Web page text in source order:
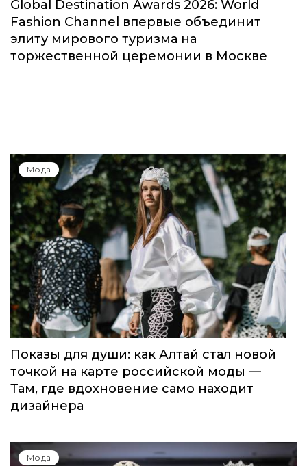
Global Destination Awards 2026: World
Fashion Channel впервые объединит
элиту мирового туризма на
торжественной церемонии в Москве
Мода
Показы для души: как Алтай стал новой
точкой на карте российской моды —
Там, где вдохновение само находит
дизайнера
Мода